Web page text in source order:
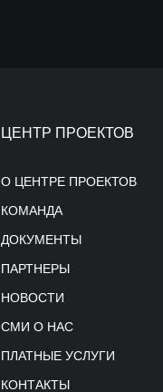
ЦЕНТР ПРОЕКТОВ
О ЦЕНТРЕ ПРОЕКТОВ
КОМАНДА
ДОКУМЕНТЫ
ПАРТНЕРЫ
НОВОСТИ
СМИ О НАС
ПЛАТНЫЕ УСЛУГИ
КОНТАКТЫ